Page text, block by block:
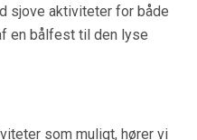
sjove aktiviteter for både
en bålfest til den lyse
som muligt, hører vi